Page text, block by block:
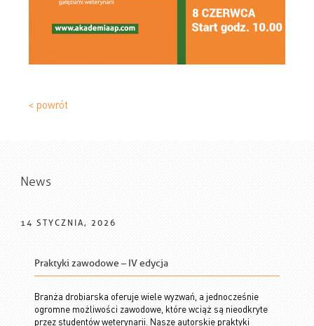
< powrót
News
14 STYCZNIA, 2026
Praktyki zawodowe – IV edycja
Branża drobiarska oferuje wiele wyzwań, a jednocześnie
ogromne możliwości zawodowe, które wciąż są nieodkryte
przez studentów weterynarii. Nasze autorskie praktyki